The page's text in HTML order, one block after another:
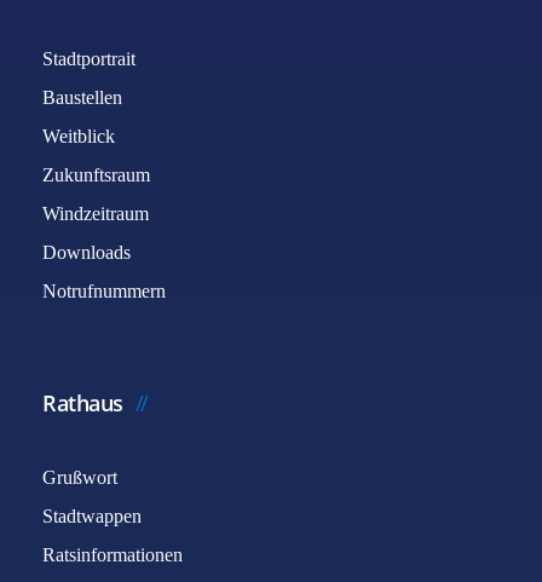
Stadtportrait
Baustellen
Weitblick
Zukunftsraum
Windzeitraum
Downloads
Notrufnummern
Rathaus
Grußwort
Stadtwappen
Ratsinformationen